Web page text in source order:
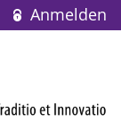
Anmelden